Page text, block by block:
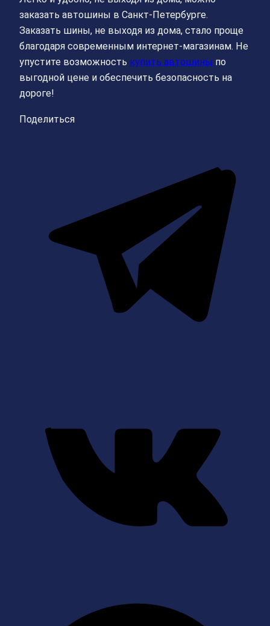
заказать автошины в Санкт-Петербурге.
Заказать шины, не выходя из дома, стало проще
благодаря современным интернет-магазинам. Не
упустите возможность купить автошины по
выгодной цене и обеспечить безопасность на
дороге!
Поделиться